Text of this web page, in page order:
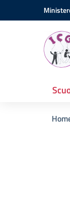
Vai ai contenuti
Vai al menu di